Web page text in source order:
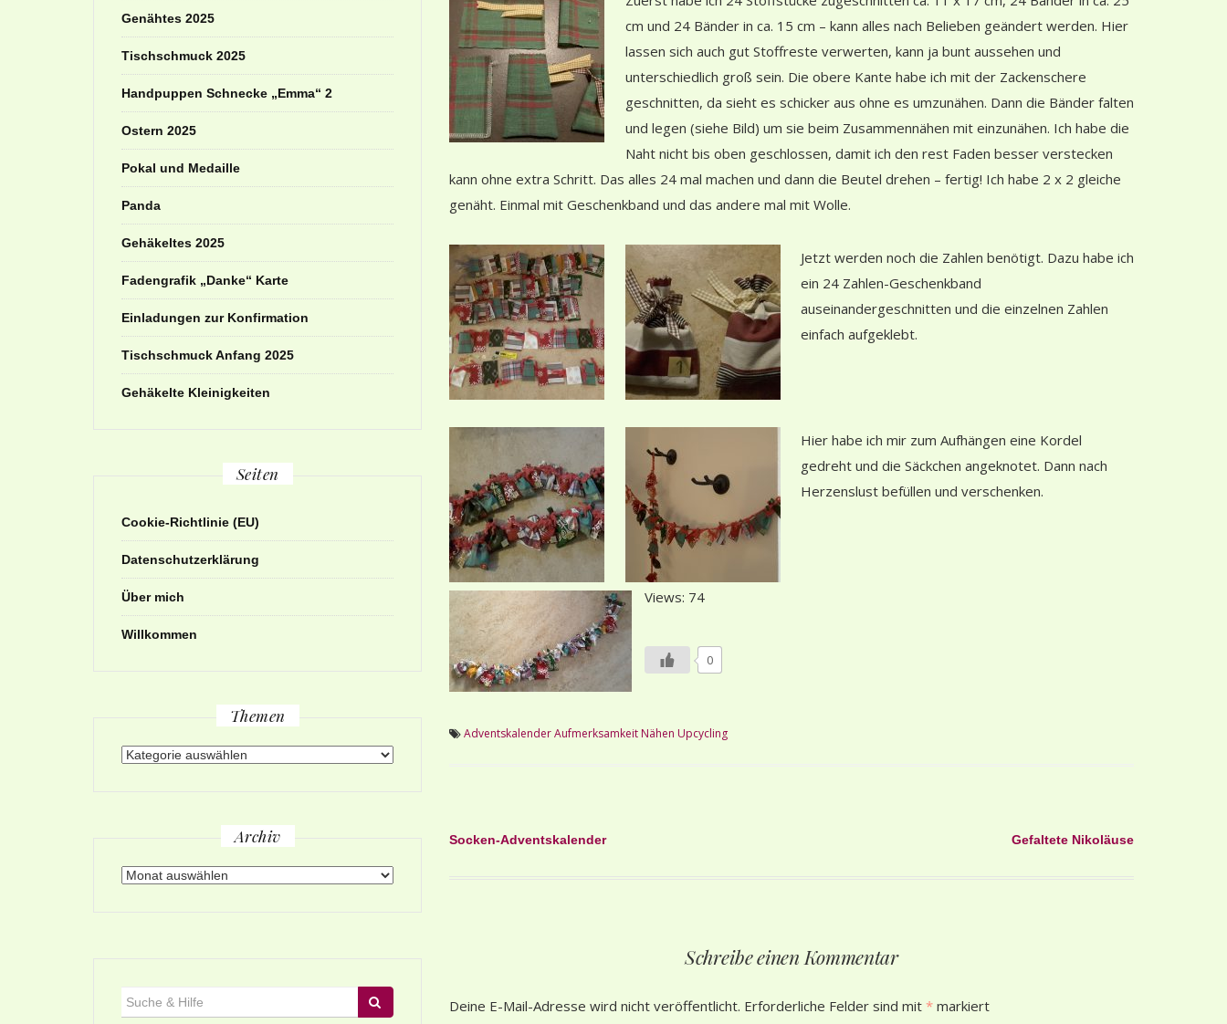
cm und 24 Bänder in ca. 15 cm – kann alles nach Belieben geändert werden. Hier
lassen sich auch gut Stoffreste verwerten, kann ja bunt aussehen und
unterschiedlich groß sein. Die obere Kante habe ich mit der Zackenschere
geschnitten, da sieht es schicker aus ohne es umzunähen. Dann die Bänder falten
und legen (siehe Bild) um sie beim Zusammennähen mit einzunähen. Ich habe die
Naht nicht bis oben geschlossen, damit ich den rest Faden besser verstecken
kann ohne extra Schritt. Das alles 24 mal machen und dann die Beutel drehen – fertig! Ich habe 2 x 2 gleiche
genäht. Einmal mit Geschenkband und das andere mal mit Wolle.
Jetzt werden noch die Zahlen benötigt. Dazu habe ich
ein 24 Zahlen-Geschenkband
auseinandergeschnitten und die einzelnen Zahlen
einfach aufgeklebt.
Hier habe ich mir zum Aufhängen eine Kordel
gedreht und die Säckchen angeknotet. Dann nach
Herzenslust befüllen und verschenken.
Views: 74
0
AdventskalenderAufmerksamkeitNähen Upcycling
Beitragsnavigation
Socken-Adventskalender Gefaltete Nikoläuse
Schreibe einen Kommentar
Deine E-Mail-Adresse wird nicht veröffentlicht. Erforderliche Felder sind mit * markiert
Genähtes 2025
Tischschmuck 2025
Handpuppen Schnecke „Emma“ 2
Ostern 2025
Pokal und Medaille
Panda
Gehäkeltes 2025
Fadengrafik „Danke“ Karte
Einladungen zur Konfirmation
Tischschmuck Anfang 2025
Gehäkelte Kleinigkeiten
Seiten
Cookie-Richtlinie (EU)
Datenschutzerklärung
Über mich
Willkommen
Themen
Themen
Archiv
Archiv